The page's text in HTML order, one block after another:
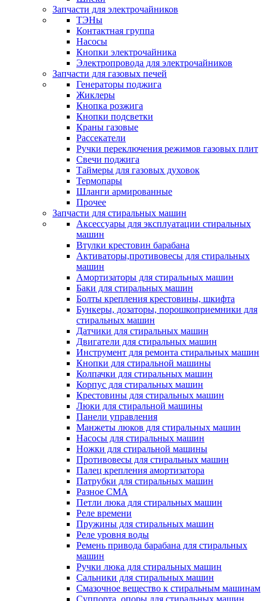
Запчасти для электрочайников
ТЭНы
Контактная группа
Насосы
Кнопки электрочайника
Электропровода для электрочайников
Запчасти для газовых печей
Генераторы поджига
Жиклеры
Кнопка розжига
Кнопки подсветки
Краны газовые
Рассекатели
Ручки переключения режимов газовых плит
Свечи поджига
Таймеры для газовых духовок
Термопары
Шланги армированные
Прочее
Запчасти для стиральных машин
Аксессуары для эксплуатации стиральных
машин
Втулки крестовин барабана
Активаторы,противовесы для стиральных
машин
Амортизаторы для стиральных машин
Баки для стиральных машин
Болты крепления крестовины, шкифта
Бункеры, дозаторы, порошкоприемники для
стиральных машин
Датчики для стиральных машин
Двигатели для стиральных машин
Инструмент для ремонта стиральных машин
Кнопки для стиральной машины
Колпачки для стиральных машин
Корпус для стиральных машин
Крестовины для стиральных машин
Люки для стиральной машины
Панели управления
Манжеты люков для стиральных машин
Насосы для стиральных машин
Ножки для стиральной машины
Противовесы для стиральных машин
Палец крепления амортизатора
Патрубки для стиральных машин
Разное СМА
Петли люка для стиральных машин
Реле времени
Пружины для стиральных машин
Реле уровня воды
Ремень привода барабана для стиральных
машин
Ручки люка для стиральных машин
Сальники для стиральных машин
Смазочное вещество к стиральным машинам
Суппорта, опоры для стиральных машин